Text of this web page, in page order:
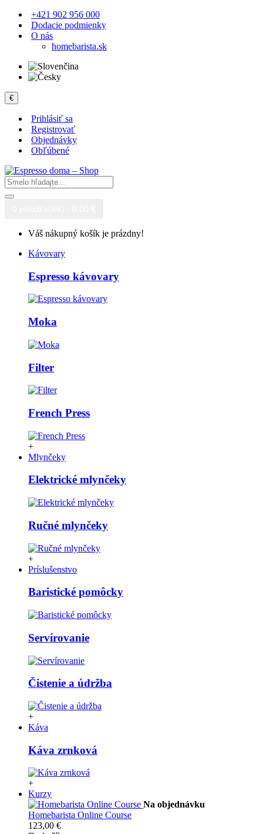
+421 902 956 000
Dodacie podmienky
O nás
homebarista.sk
€
Prihlásiť sa
Registrovať
Objednávky
Obľúbené
Váš nákupný košík je prázdny!
Kávovary
Espresso kávovary
Moka
Filter
French Press
+
Mlynčeky
Elektrické mlynčeky
Ručné mlynčeky
+
Príslušenstvo
Baristické pomôcky
Servírovanie
Čistenie a údržba
+
Káva
Káva zrnková
+
Kurzy
Na objednávku
Homebarista Online Course
123,00 €